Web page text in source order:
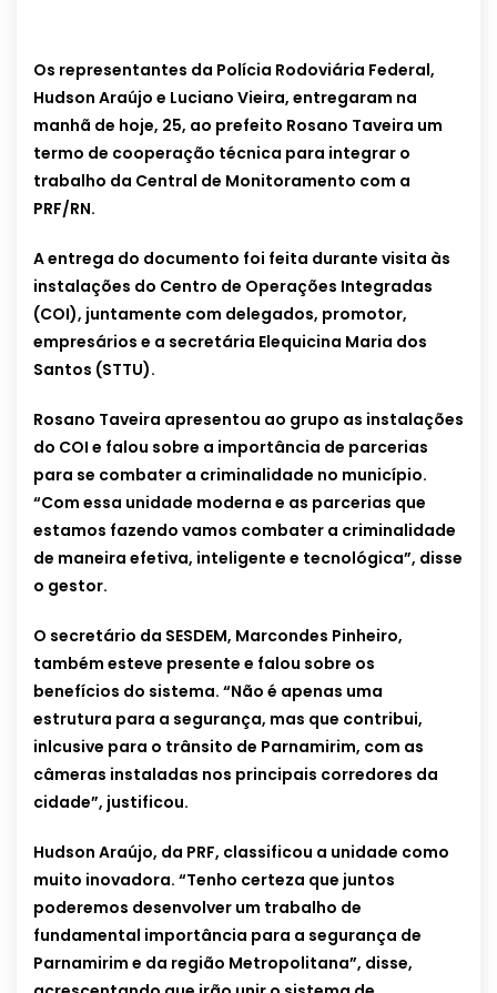
Os representantes da Polícia Rodoviária Federal,
Hudson Araújo e Luciano Vieira, entregaram na
manhã de hoje, 25, ao prefeito Rosano Taveira um
termo de cooperação técnica para integrar o
trabalho da Central de Monitoramento com a
PRF/RN.
A entrega do documento foi feita durante visita às
instalações do Centro de Operações Integradas
(COI), juntamente com delegados, promotor,
empresários e a secretária Elequicina Maria dos
Santos (STTU).
Rosano Taveira apresentou ao grupo as instalações
do COI e falou sobre a importância de parcerias
para se combater a criminalidade no município.
“Com essa unidade moderna e as parcerias que
estamos fazendo vamos combater a criminalidade
de maneira efetiva, inteligente e tecnológica”, disse
o gestor.
O secretário da SESDEM, Marcondes Pinheiro,
também esteve presente e falou sobre os
benefícios do sistema. “Não é apenas uma
estrutura para a segurança, mas que contribui,
inlcusive para o trânsito de Parnamirim, com as
câmeras instaladas nos principais corredores da
cidade”, justificou.
Hudson Araújo, da PRF, classificou a unidade como
muito inovadora. “Tenho certeza que juntos
poderemos desenvolver um trabalho de
fundamental importância para a segurança de
Parnamirim e da região Metropolitana”, disse,